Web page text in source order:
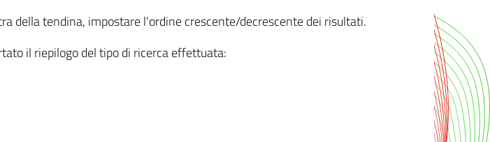
della tendina, impostare l'ordine crescente/decrescente dei risultati.
il riepilogo del tipo di ricerca effettuata: